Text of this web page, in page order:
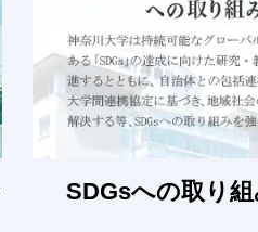
SDGsへの取り